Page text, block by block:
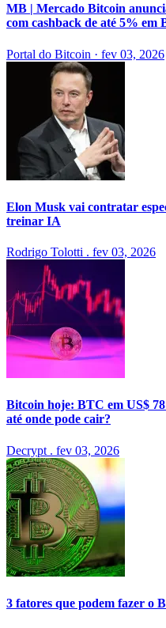
MB | Mercado Bitcoin
com cashback de até 5% em
Portal do Bitcoin · fev 03, 2026
Elon Musk vai contratar
treinar IA
Rodrigo Tolotti . fev 03, 2026
Bitcoin hoje: BTC em US$
até onde pode cair?
Decrypt . fev 03, 2026
3 fatores que podem fazer o